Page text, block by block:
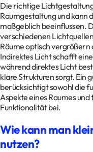
Die richtige
Raumgestaltung und kann
maßgeblich beeinflussen.
verschiedenen
Räume optisch
Indirektes Licht schafft
während direktes Licht
klare Strukturen sorgt. Ein
berücksichtigt sowohl die
Aspekte eines Raumes
Funktionalität bei.
Wie kann man
nutzen?